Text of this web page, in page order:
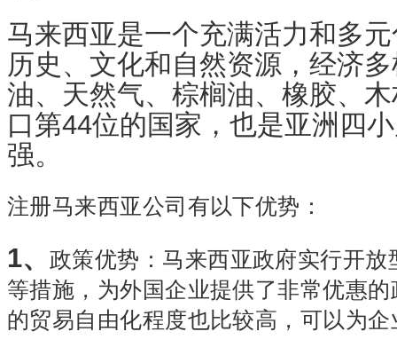
马来西亚是一个充满活力和多
历史、文化和自然资源，经济
油、天然气、棕榈油、橡胶、
口第44位的国家，也是亚洲四
强。
注册马来西亚公司有以下优势：
1、 政策优势： 马来西亚政府实行开
等措施，为外国企业提供了非常优惠
的贸易自由化程度也比较高，可以为